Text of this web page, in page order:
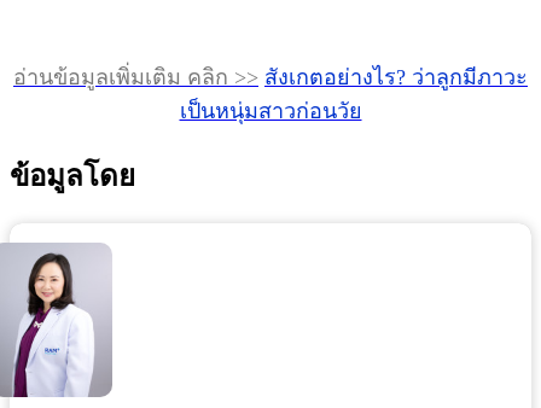
อ่านข้อมูลเพิ่มเติม คลิก >> สังเกตอย่างไร? ว่าลูกมีภาวะ
เป็นหนุ่มสาวก่อนวัย
ข้อมูลโดย